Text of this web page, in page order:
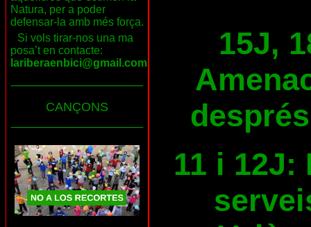
Natura, per a poder
defensar-la amb més força.
Si vols tirar-nos una ma
posa’t en contacte:
lariberaenbici@gmail.com
CANÇONS
15J,
11 i 12J: